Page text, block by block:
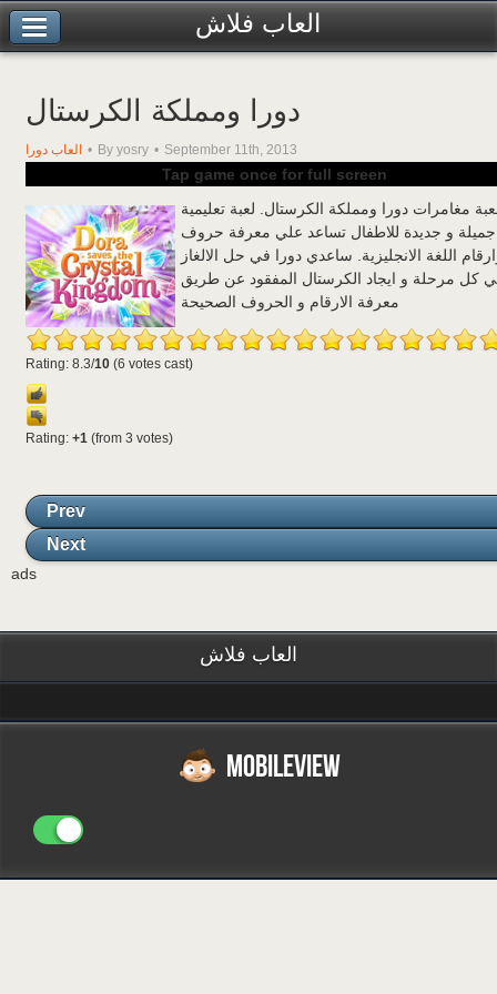
العاب فلاش
دورا ومملكة الكرستال
العاب دورا By yosry September 11th, 2013
Tap game once for full screen
مغامرات دورا ومملكة الكرستال. لعبة تعليمية
جميلة و جديدة للاطفال تساعد علي معرفة حروف
اللغة الانجليزية. ساعدي دورا في حل الالغاز
كل مرحلة و ايجاد الكرستال المفقود عن طريق
معرفة الارقام و الحروف الصحيحة
Rating: 8.3/10 (6 votes cast)
Rating: +1 (from 3 votes)
Prev
Next
ads
العاب فلاش
MOBILEVIEW